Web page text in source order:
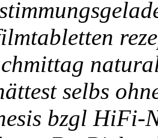
selbs
bzgl HiFi-